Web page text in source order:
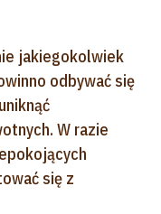
jakiegokolwiek
odbywać się
W razie
się z